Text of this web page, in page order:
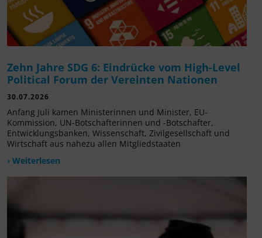
Zehn Jahre SDG 6: Eindrücke vom High-Level
Political Forum der Vereinten Nationen
30.07.2026
Anfang Juli kamen Ministerinnen und Minister, EU-
Kommission, UN-Botschafterinnen und -Botschafter,
Entwicklungsbanken, Wissenschaft, Zivilgesellschaft und
Wirtschaft aus nahezu allen Mitgliedstaaten
› Weiterlesen